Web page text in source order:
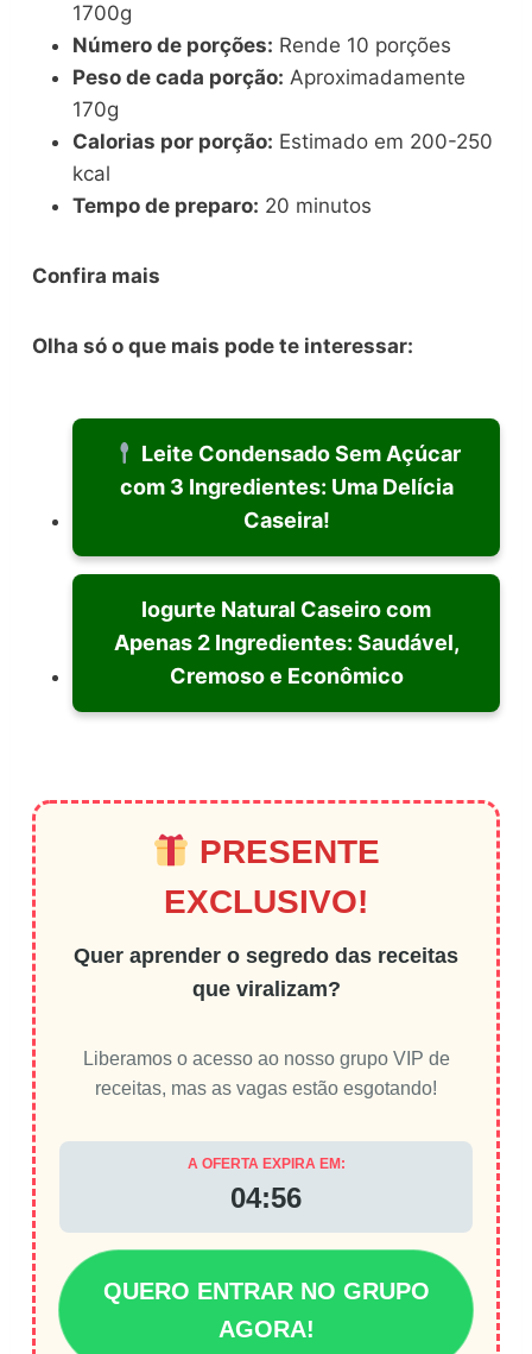
1700g
Número de porções: Rende 10 porções
Peso de cada porção: Aproximadamente
170g
Calorias por porção: Estimado em 200-250
kcal
Tempo de preparo: 20 minutos
Confira mais
Olha só o que mais pode te interessar:
Leite Condensado Sem Açúcar
com 3 Ingredientes: Uma Delícia
Caseira!
Iogurte Natural Caseiro com
Apenas 2 Ingredientes: Saudável,
Cremoso e Econômico
PRESENTE
EXCLUSIVO!
Quer aprender o segredo das receitas
que viralizam?
Liberamos o acesso ao nosso grupo VIP de
receitas, mas as vagas estão esgotando!
A OFERTA EXPIRA EM:
04:56
QUERO ENTRAR NO GRUPO
AGORA!